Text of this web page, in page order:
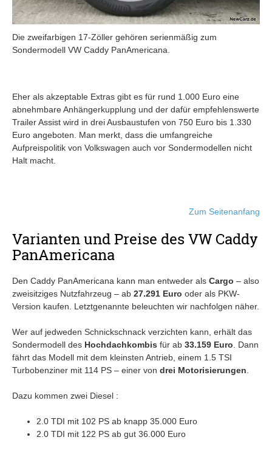
Die zweifarbigen 17-Zöller gehören serienmäßig zum
Sondermodell VW Caddy PanAmericana.
Eher als akzeptable Extras gibt es für rund 1.000 Euro eine
abnehmbare Anhängerkupplung und der dafür empfehlenswerte
Trailer Assist wird in drei Ausbaustufen von 750 Euro bis 1.330
Euro angeboten. Man merkt, dass die umfangreiche
Aufpreispolitik von Volkswagen auch vor Sondermodellen nicht
Halt macht.
Zum Seitenanfang
Varianten und Preise des VW Caddy
PanAmericana
Den Caddy PanAmericana kann man entweder als Cargo – also
zweisitziges Nutzfahrzeug – ab 27.291 Euro oder als PKW-
Version kaufen. Letztgenannte beleuchten wir nachfolgen näher.
Wer auf jedweden Schnickschnack verzichten kann, erhält das
Sondermodell des Hochdachkombis für ab 33.159 Euro . Dann
fährt das Modell mit dem kleinsten Antrieb, einem 1.5 TSI
Turbobenziner mit 114 PS – einer von drei Motorisierungen
Dazu kommen zwei Diesel :
2.0 TDI mit 102 PS ab knapp 35.000 Euro
2.0 TDI mit 122 PS ab gut 36.000 Euro